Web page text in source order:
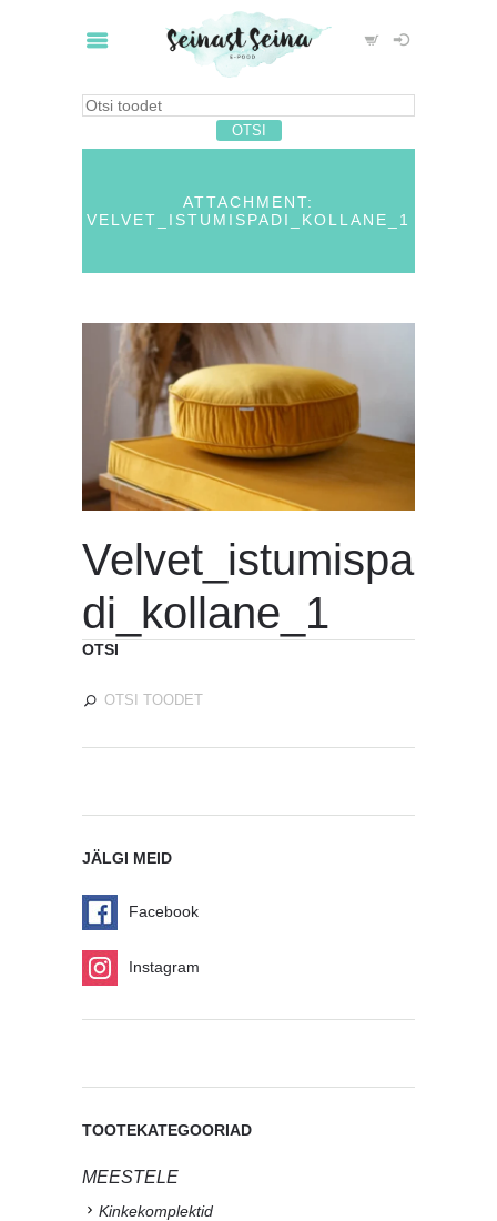
ATTACHMENT:
VELVET_ISTUMISPADI_KOLLANE_1
Velvet_istumispa
di_kollane_1
OTSI
JÄLGI MEID
Facebook
Instagram
TOOTEKATEGOORIAD
MEESTELE
Kinkekomplektid